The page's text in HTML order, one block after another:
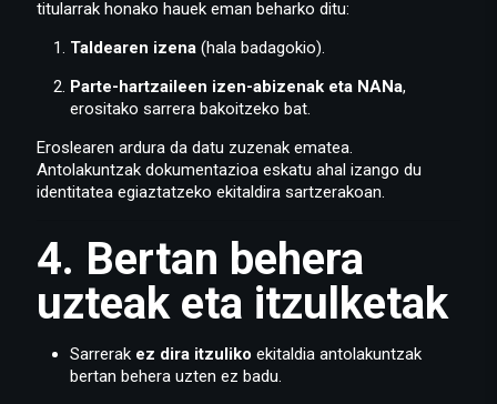
titularrak honako hauek eman beharko ditu:
Taldearen izena (hala badagokio).
Parte-hartzaileen izen-abizenak eta NANa,
erositako sarrera bakoitzeko bat.
Eroslearen ardura da datu zuzenak ematea.
Antolakuntzak dokumentazioa eskatu ahal izango du
identitatea egiaztatzeko ekitaldira sartzerakoan.
4. Bertan behera
uzteak eta itzulketak
Sarrerak ez dira itzuliko ekitaldia antolakuntzak
bertan behera uzten ez badu.